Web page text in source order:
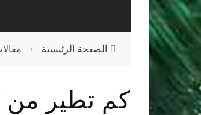
الصفحة الرئيسية ›
كم تطير من